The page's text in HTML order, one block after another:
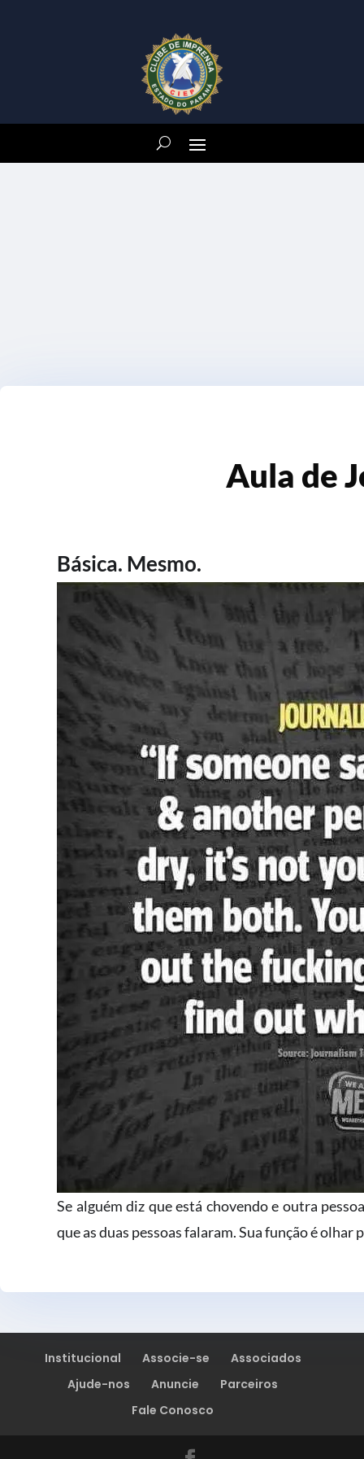
Aula de
Básica. Mesmo.
Se alguém diz que está chovendo e outra
que as duas pessoas falaram. Sua função é
Institucional Associe-se
Associados
Ajude-nos
Anuncie
Parceiros
Fale Conosco